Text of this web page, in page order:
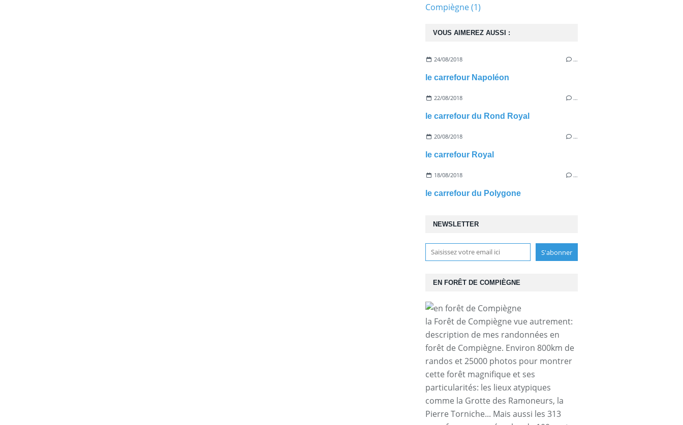
NEWSLETTER
EN FORÊT DE COMPIÈGNE
la Forêt de Compiègne vue autrement:
description de mes randonnées en
forêt de Compiègne. Environ 800km de
randos et 25000 photos pour montrer
cette forêt magnifique et ses
particularités: les lieux atypiques
comme la Grotte des Ramoneurs, la
Pierre Torniche... Mais aussi les 313
VOUS AIMEREZ AUSSI :
24/08/2018 …
le carrefour Napoléon
22/08/2018 …
le carrefour du Rond Royal
20/08/2018 …
le carrefour Royal
18/08/2018 …
le carrefour du Polygone
Compiègne(1)